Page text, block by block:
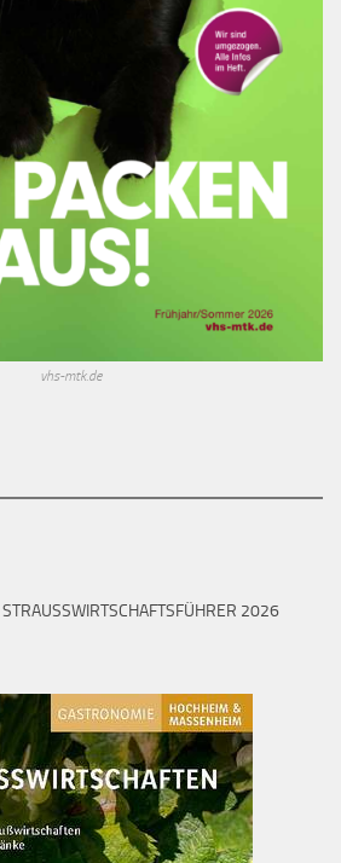
vhs-mtk.de
2026